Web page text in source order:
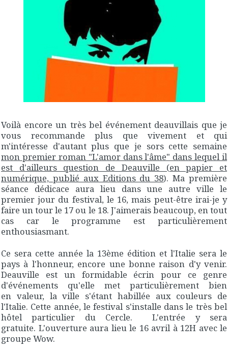
Voilà encore un très bel événement deauvillais que je
vous recommande plus que vivement et qui
m'intéresse d'autant plus que je sors cette semaine
mon premier roman "L'amor dans l'âme" dans lequel il
est d'ailleurs question de Deauville (en papier et
numérique, publié aux Editions du 38). Ma première
séance dédicace aura lieu dans une autre ville le
premier jour du festival, le 16, mais peut-être irai-je y
faire un tour le 17 ou le 18. J'aimerais beaucoup, en tout
cas car le programme est particulièrement
enthousiasmant.
Ce sera cette année la 13ème édition et l'Italie sera le
pays à l'honneur, encore une bonne raison d'y venir.
Deauville est un formidable écrin pour ce genre
d'événements qu'elle met particulièrement bien
en valeur, la ville s'étant habillée aux couleurs de
l'Italie. Cette année, le festival s'installe dans le très bel
hôtel particulier du Cercle. L'entrée y sera
gratuite. L'ouverture aura lieu le 16 avril à 12H avec le
groupe Wow.